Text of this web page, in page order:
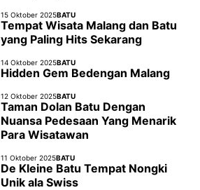
15 Oktober 2025BATU
Tempat Wisata Malang dan Batu
yang Paling Hits Sekarang
14 Oktober 2025BATU
Hidden Gem Bedengan Malang
12 Oktober 2025BATU
Taman Dolan Batu Dengan
Nuansa Pedesaan Yang Menarik
Para Wisatawan
11 Oktober 2025BATU
De Kleine Batu Tempat Nongki
Unik ala Swiss